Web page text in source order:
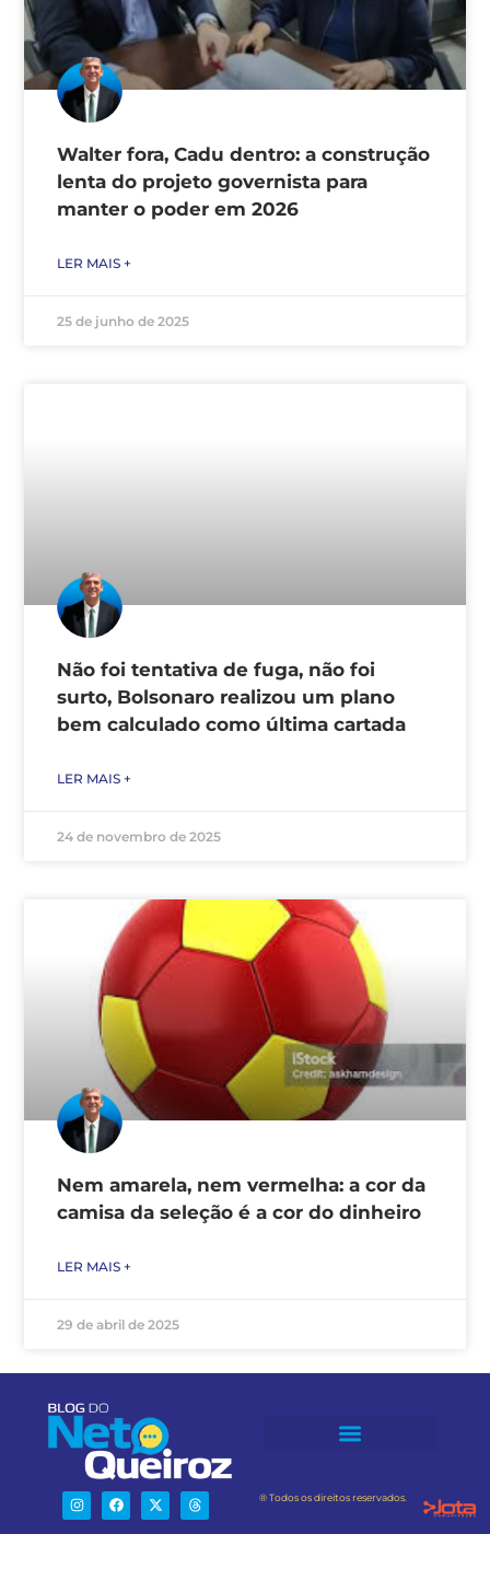
Walter fora, Cadu dentro: a construção
lenta do projeto governista para
manter o poder em 2026
LER MAIS +
25 de junho de 2025
Não foi tentativa de fuga, não foi
surto, Bolsonaro realizou um plano
bem calculado como última cartada
LER MAIS +
24 de novembro de 2025
Nem amarela, nem vermelha: a cor da
camisa da seleção é a cor do dinheiro
LER MAIS +
29 de abril de 2025
® Todos os direitos reservados.